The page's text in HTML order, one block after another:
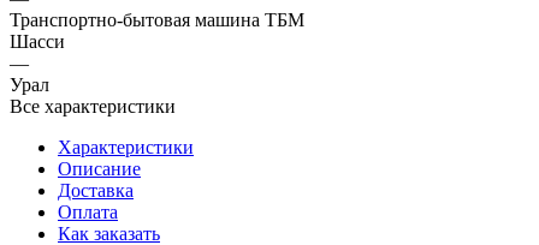
Транспортно-бытовая машина ТБМ
Шасси
—
Урал
Все характеристики
Характеристики
Описание
Доставка
Оплата
Как заказать